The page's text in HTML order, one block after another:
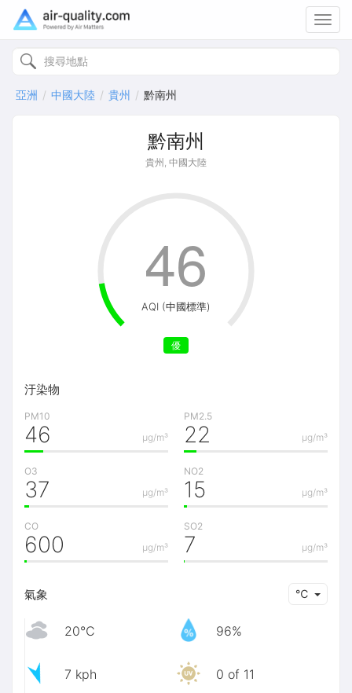
亞洲 中國大陸 貴州 黔南州
黔南州
貴州, 中國大陸
AQI (中國標準)
優
46
汙染物
PM10
μg/m³
46
PM2.5
μg/m³
22
O3
μg/m³
37
NO2
μg/m³
15
CO
μg/m³
600
SO2
μg/m³
7
氣象 ℃
20℃ 96%
7 kph 0 of 11